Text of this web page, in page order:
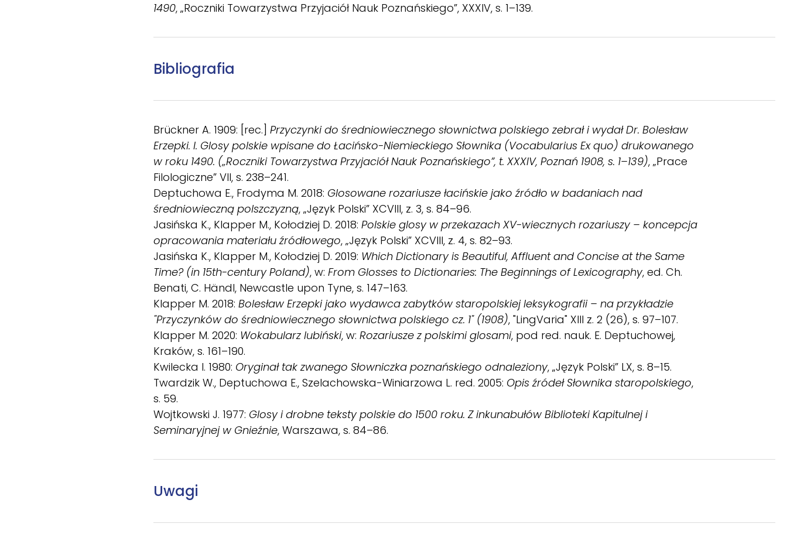
1490, „Roczniki Towarzystwa Przyjaciół Nauk Poznańskiego”, XXXIV, s. 1–139.
Bibliografia
Brückner A. 1909: [rec.] Przyczynki do średniowiecznego słownictwa polskiego zebrał i wydał Dr. Bolesław
Erzepki. I. Glosy polskie wpisane do Łacińsko-Niemieckiego Słownika (Vocabularius Ex quo) drukowanego
w roku 1490. („Roczniki Towarzystwa Przyjaciół Nauk Poznańskiego”, t. XXXIV, Poznań 1908, s. 1–139), „Prace
Filologiczne” VII, s. 238–241.
Deptuchowa E., Frodyma M. 2018: Glosowane rozariusze łacińskie jako źródło w badaniach nad
średniowieczną polszczyzną, „Język Polski” XCVIII, z. 3, s. 84–96.
Jasińska K., Klapper M., Kołodziej D. 2018: Polskie glosy w przekazach XV-wiecznych rozariuszy – koncepcja
opracowania materiału źródłowego, „Język Polski” XCVIII, z. 4, s. 82–93.
Jasińska K., Klapper M., Kołodziej D. 2019: Which Dictionary is Beautiful, Affluent and Concise at the Same
Time? (in 15th-century Poland), w: From Glosses to Dictionaries: The Beginnings of Lexicography, ed. Ch.
Benati, C. Händl, Newcastle upon Tyne, s. 147–163.
Klapper M. 2018: Bolesław Erzepki jako wydawca zabytków staropolskiej leksykografii – na przykładzie
"Przyczynków do średniowiecznego słownictwa polskiego cz. 1" (1908), "LingVaria" XIII z. 2 (26), s. 97–107.
Klapper M. 2020: Wokabularz lubiński, w: Rozariusze z polskimi glosami, pod red. nauk. E. Deptuchowej,
Kraków, s. 161–190.
Kwilecka I. 1980: Oryginał tak zwanego Słowniczka poznańskiego odnaleziony, „Język Polski” LX, s. 8–15.
Twardzik W., Deptuchowa E., Szelachowska-Winiarzowa L. red. 2005: Opis źródeł Słownika staropolskiego,
s. 59.
Wojtkowski J. 1977: Glosy i drobne teksty polskie do 1500 roku. Z inkunabułów Biblioteki Kapitulnej i
Seminaryjnej w Gnieźnie, Warszawa, s. 84–86.
Uwagi